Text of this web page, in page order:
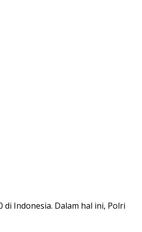
di Indonesia. Dalam hal ini, Polri